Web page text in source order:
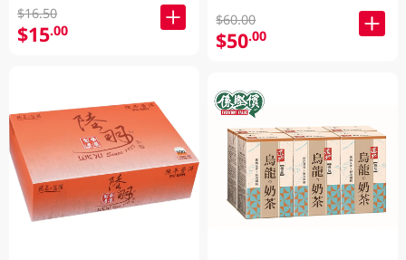
$16.50
$15.00
$60.00
$50.00